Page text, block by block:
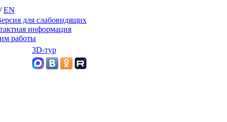
EN
для слабовидящих
информация
работы
3D-тур